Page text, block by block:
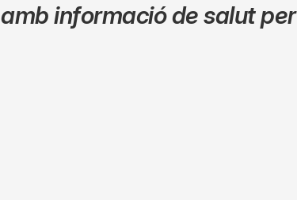
amb informació de salut